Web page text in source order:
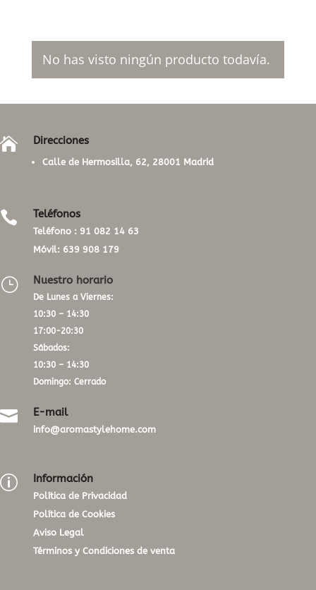
No has visto ningún producto todavía.
 Direcciones
Calle de Hermosilla, 62, 28001 Madrid
 Teléfonos
Teléfono : 91 082 14 63
Móvil: 639 908 179
} Nuestro horario
De Lunes a Viernes:
10:30 – 14:30
17:00-20:30
Sábados:
10:30 – 14:30
Domingo: Cerrado
 E-mail
info@aromastylehome.com
p Información
Política de Privacidad
Política de Cookies
Aviso Legal
Términos y Condiciones de venta